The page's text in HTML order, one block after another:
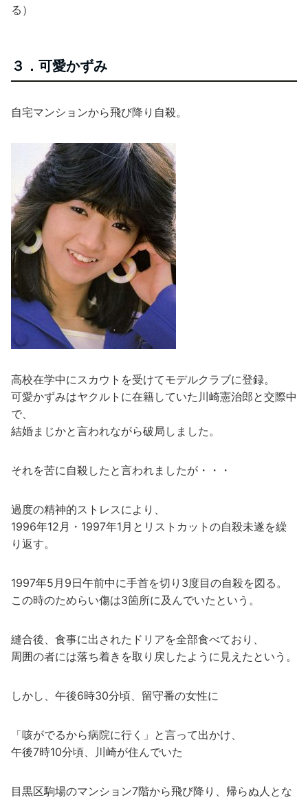
る）
３．可愛かずみ
自宅マンションから飛び降り自殺。
高校在学中にスカウトを受けてモデルクラブに登録。
可愛かずみはヤクルトに在籍していた川崎憲治郎と交際中
で、
結婚まじかと言われながら破局しました。
それを苦に自殺したと言われましたが・・・
過度の精神的ストレスにより、
1996年12月・1997年1月とリストカットの自殺未遂を繰
り返す。
1997年5月9日午前中に手首を切り3度目の自殺を図る。
この時のためらい傷は3箇所に及んでいたという。
縫合後、食事に出されたドリアを全部食べており、
周囲の者には落ち着きを取り戻したように見えたという。
しかし、午後6時30分頃、留守番の女性に
「咳がでるから病院に行く」と言って出かけ、
午後7時10分頃、川崎が住んでいた
目黒区駒場のマンション7階から飛び降り、帰らぬ人とな